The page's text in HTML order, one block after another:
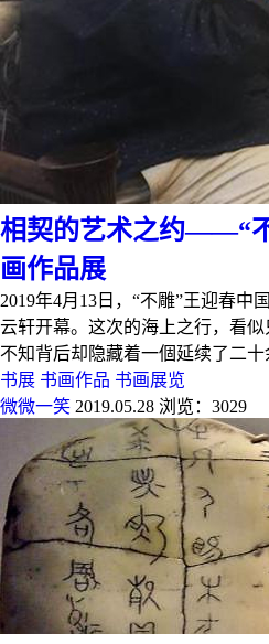
相契的艺术之约——“
画作品展
2019年4月13日，“不雕”王迎春中
云轩开幕。这次的海上之行，看
不知背后却隐藏着一個延续了二十
书展 书画作品 书画展览
微微一笑 2019.05.28 浏览：3029